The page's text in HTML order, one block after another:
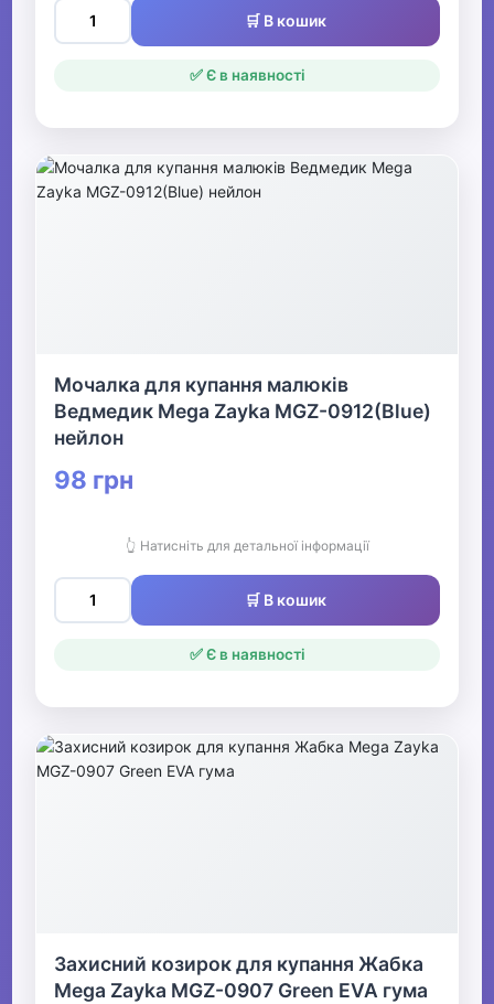
🛒 В кошик
✅ Є в наявності
Мочалка для купання малюків
Ведмедик Mega Zayka MGZ-0912(Blue)
нейлон
98 грн
👆 Натисніть для детальної інформації
🛒 В кошик
✅ Є в наявності
Захисний козирок для купання Жабка
Mega Zayka MGZ-0907 Green EVA гума